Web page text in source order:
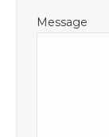
Message